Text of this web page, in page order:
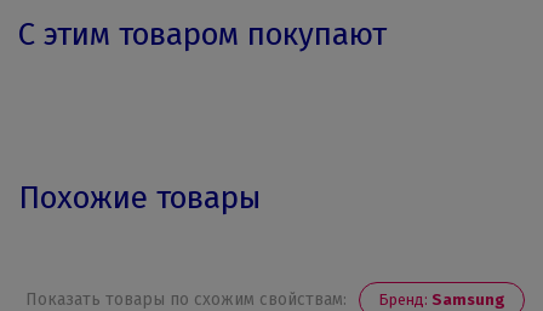
С этим товаром покупают
Похожие товары
Показать товары по схожим свойствам: Бренд: Samsung